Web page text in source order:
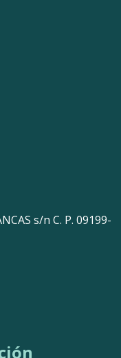
s/n C. P. 09199-